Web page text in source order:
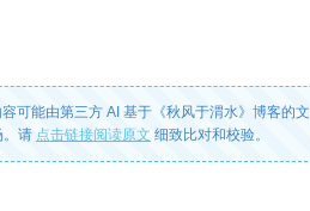
可能由第三方 AI 基于《秋风于渭水》博客的文
。请 点击链接阅读原文 细致比对和校验。